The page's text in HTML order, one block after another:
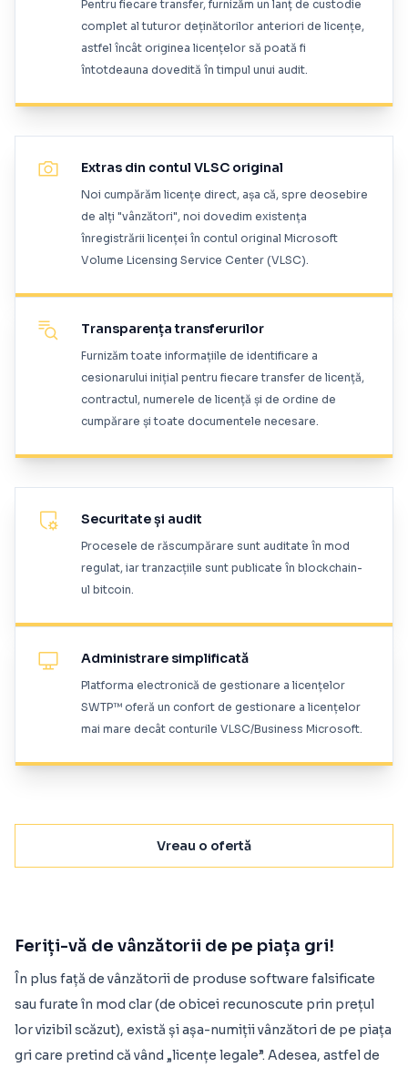
Pentru fiecare transfer, furnizăm un lanț de custodie
complet al tuturor deținătorilor anteriori de licențe,
astfel încât originea licențelor să poată fi
întotdeauna dovedită în timpul unui audit.
Extras din contul VLSC original
Noi cumpărăm licențe direct, așa că, spre deosebire
de alți "vânzători", noi dovedim existența
înregistrării licenței în contul original Microsoft
Volume Licensing Service Center (VLSC).
Transparența transferurilor
Furnizăm toate informațiile de identificare a
cesionarului inițial pentru fiecare transfer de licență,
contractul, numerele de licență și de ordine de
cumpărare și toate documentele necesare.
Securitate și audit
Procesele de răscumpărare sunt auditate în mod
regulat, iar tranzacțiile sunt publicate în blockchain-
ul bitcoin.
Administrare simplificată
Platforma electronică de gestionare a licențelor
SWTP™ oferă un confort de gestionare a licențelor
mai mare decât conturile VLSC/Business Microsoft.
Vreau o ofertă
Feriți-vă de vânzătorii de pe piața gri!
În plus față de vânzătorii de produse software falsificate
sau furate în mod clar (de obicei recunoscute prin prețul
lor vizibil scăzut), există și așa-numiții vânzători de pe piața
gri care pretind că vând „licențe legale”. Adesea, astfel de